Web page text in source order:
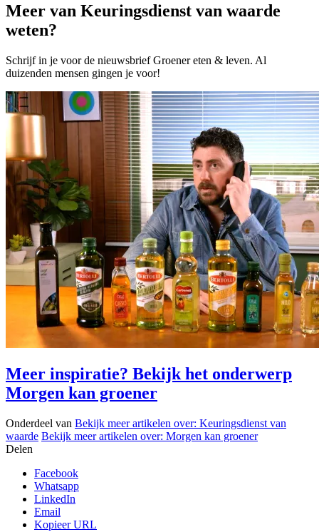
Meer van Keuringsdienst van waarde
weten?
Schrijf in je voor de nieuwsbrief Groener eten & leven. Al
duizenden mensen gingen je voor!
Meer inspiratie? Bekijk het onderwerp
Morgen kan groener
Onderdeel van Bekijk meer artikelen over: Keuringsdienst van
waarde Bekijk meer artikelen over: Morgen kan groener
Delen
Facebook
Whatsapp
LinkedIn
Email
Kopieer URL